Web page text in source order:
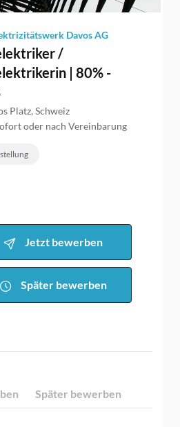
Pflege
Polizei, Zoll
Kundenberatung,